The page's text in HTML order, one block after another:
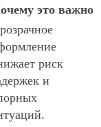
это важно
риск
и